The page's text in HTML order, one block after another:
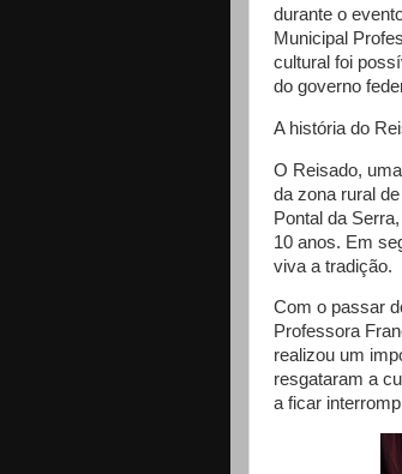
durante o
Municipal
cultural foi
do governo
A história do
O Reisado,
da zona rural
Pontal da
10 anos. Em
viva a tradição.
Com o passar
Professora
realizou um
resgataram a
a ficar